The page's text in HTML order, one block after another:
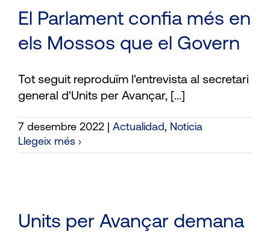
El Parlament confia més en
els Mossos que el Govern
Tot seguit reproduïm l'entrevista al secretari
general d'Units per Avançar, [...]
7 desembre 2022 Actualidad, Noticia
Llegeix més
Units per Avançar demana